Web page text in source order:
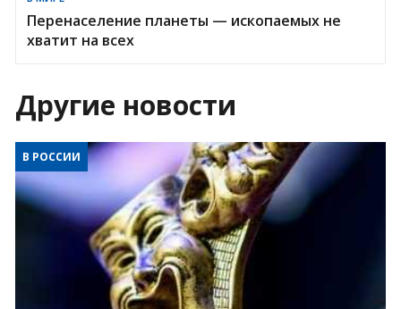
Перенаселение планеты — ископаемых не
хватит на всех
Другие новости
В РОССИИ